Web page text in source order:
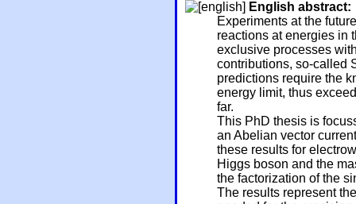
English abstract:
Experiments at the
reactions at energies in
exclusive processes
contributions, so-called
predictions require the
energy limit, thus
far.
This PhD thesis is
an Abelian vector
these results for
Higgs boson and the
the factorization of the
The results represent